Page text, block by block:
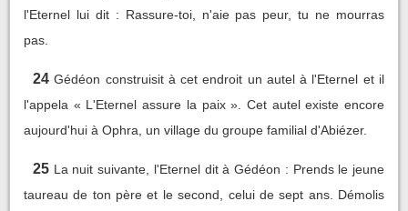
l'Eternel lui dit : Rassure-toi, n'aie pas peur, tu ne mourras
pas.
24 Gédéon construisit à cet endroit un autel à l'Eternel et il
l'appela « L'Eternel assure la paix ». Cet autel existe encore
aujourd'hui à Ophra, un village du groupe familial d'Abiézer.
25 La nuit suivante, l'Eternel dit à Gédéon : Prends le jeune
taureau de ton père et le second, celui de sept ans. Démolis